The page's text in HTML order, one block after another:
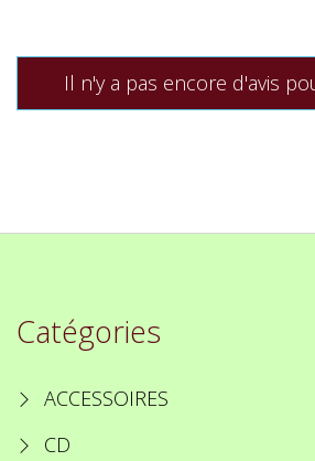
Il n'y a pas encore d'avis
Catégories
ACCESSOIRES
CD